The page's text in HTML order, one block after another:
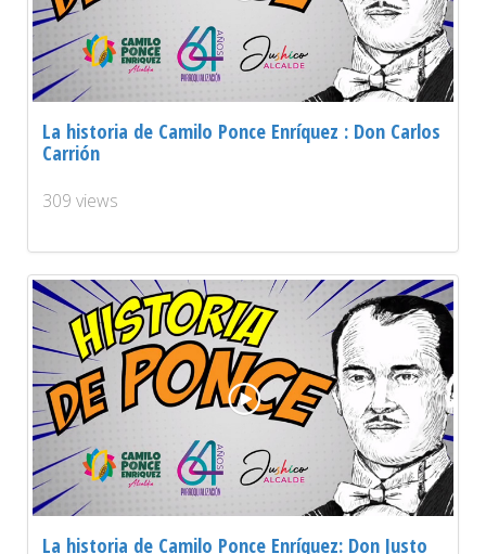
La historia de Camilo Ponce Enríquez : Don Carlos
Carrión
309 views
La historia de Camilo Ponce Enríquez: Don Justo